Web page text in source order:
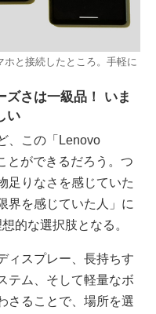
ホと接続したところ。手軽に
ズさは一級品！ いま
い
、この「Lenovo
とができるだろう。つ
足りなさを感じていた
界を感じていた人」に
的な選択肢となる。
ィスプレー、長持ちす
テム、そして軽量なボ
さることで、場所を選